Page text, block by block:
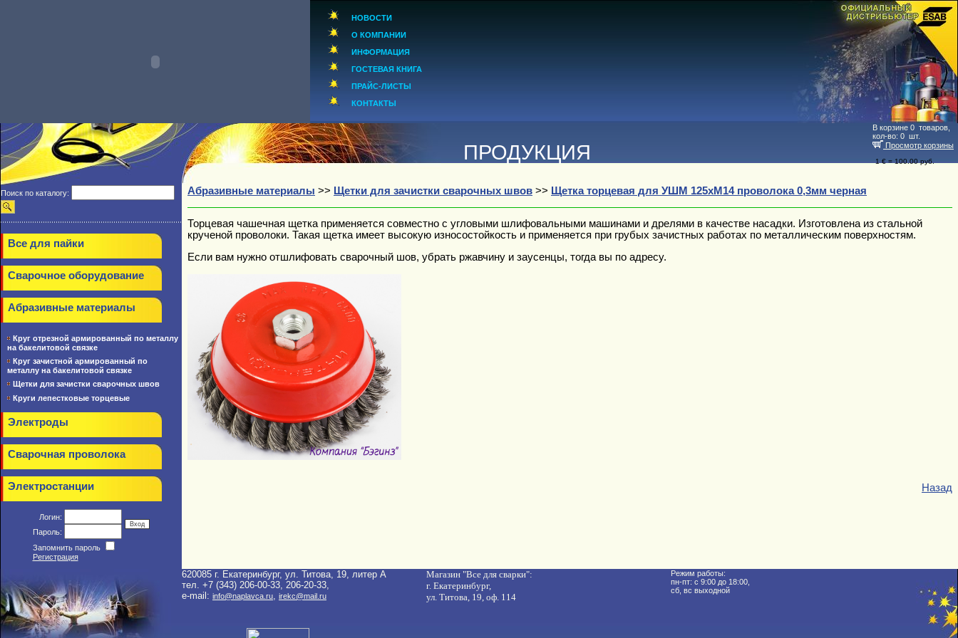
НОВОСТИ
О КОМПАНИИ
ИНФОРМАЦИЯ
ГОСТЕВАЯ КНИГА
ПРАЙС-ЛИСТЫ
КОНТАКТЫ
ПРОДУКЦИЯ
В корзине 0 товаров,
кол-во: 0 шт.
Просмотр корзины
1 € = 100.00 руб.
Поиск по каталогу:
Все для пайки
Сварочное оборудование
Абразивные материалы
Круг отрезной армированный по металлу
на бакелитовой связке
Круг зачистной армированный по
металлу на бакелитовой связке
Щетки для зачистки сварочных швов
Круги лепестковые торцевые
Электроды
Сварочная проволока
Электростанции
Логин:
Пароль:
Запомнить пароль
Регистрация
Абразивные материалы >> Щетки для зачистки сварочных швов >> Щетка торцевая для УШМ 125хМ14 проволока 0,3мм черная
Торцевая чашечная щетка применяется совместно с угловыми шлифовальными машинами и дрелями в качестве насадки. Изготовлена из стальной
крученой проволоки. Такая щетка имеет высокую износостойкость и применяется при грубых зачистных работах по металлическим поверхностям.
Если вам нужно отшлифовать сварочный шов, убрать ржавчину и заусенцы, тогда вы по адресу.
Назад
620085 г. Екатеринбург, ул. Титова, 19, литер A
тел. +7 (343) 206-00-33, 206-20-33,
e-mail: info@naplavca.ru, irekc@mail.ru
Магазин "Все для сварки":
г. Екатеринбург,
ул. Титова, 19, оф. 114
Режим работы:
пн-пт: с 9:00 до 18:00,
сб, вс выходной